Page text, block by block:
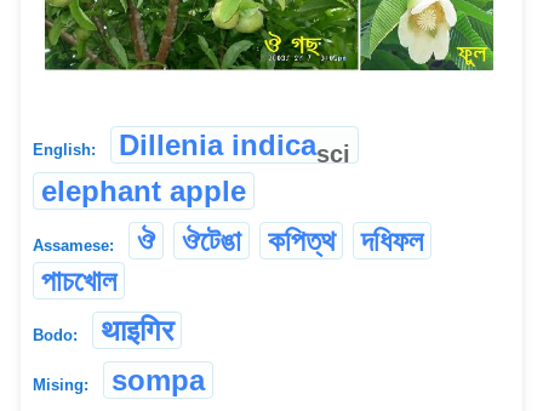
English: Dillenia indicasci
elephant apple
Assamese: ঔ ঔটেঙা কপিত্থ
দধিফল
পাচখোল
Bodo: थाइगिर
Mising: sompa